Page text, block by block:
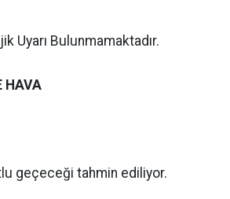
Uyarı Bulunmamaktadır.
HAVA
geçeceği tahmin ediliyor.